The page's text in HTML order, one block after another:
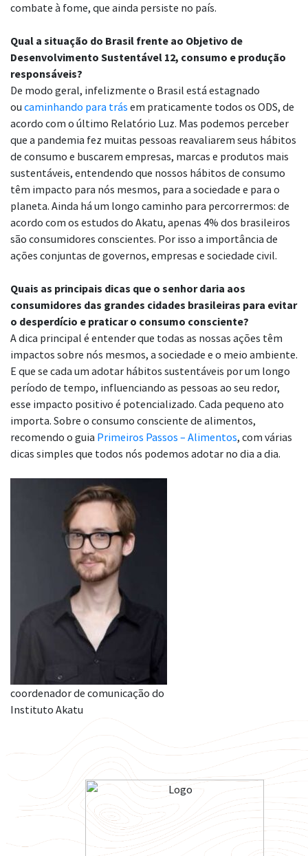
combate à fome, que ainda persiste no país.
Qual a situação do Brasil frente ao Objetivo de
Desenvolvimento Sustentável 12, consumo e produção
responsáveis?
De modo geral, infelizmente o Brasil está estagnado
ou caminhando para trás em praticamente todos os ODS, de
acordo com o último Relatório Luz. Mas podemos perceber
que a pandemia fez muitas pessoas reavaliarem seus hábitos
de consumo e buscarem empresas, marcas e produtos mais
sustentáveis, entendendo que nossos hábitos de consumo
têm impacto para nós mesmos, para a sociedade e para o
planeta. Ainda há um longo caminho para percorrermos: de
acordo com os estudos do Akatu, apenas 4% dos brasileiros
são consumidores conscientes. Por isso a importância de
ações conjuntas de governos, empresas e sociedade civil.
Quais as principais dicas que o senhor daria aos
consumidores das grandes cidades brasileiras para evitar
o desperdício e praticar o consumo consciente?
A dica principal é entender que todas as nossas ações têm
impactos sobre nós mesmos, a sociedade e o meio ambiente.
E que se cada um adotar hábitos sustentáveis por um longo
período de tempo, influenciando as pessoas ao seu redor,
esse impacto positivo é potencializado. Cada pequeno ato
importa. Sobre o consumo consciente de alimentos,
recomendo o guia Primeiros Passos – Alimentos, com várias
dicas simples que todos nós podemos adotar no dia a dia.
coordenador de comunicação do
Instituto Akatu